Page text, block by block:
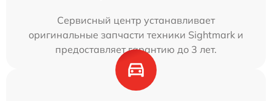
Сервисный центр устанавливает
оригинальные запчасти техники Sightmark и
предоставляет гарантию до 3 лет.